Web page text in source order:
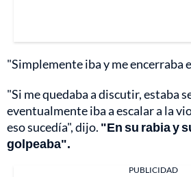
"Simplemente iba y me encerraba
"Si me quedaba a discutir, estaba
eventualmente iba a escalar a la
eso sucedía", dijo. "En su rabia y
golpeaba".
PUBLICIDAD